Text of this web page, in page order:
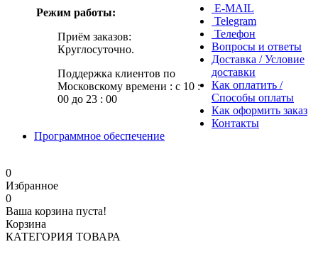
Режим работы:
Приём заказов:
Круглосуточно.
Поддержка клиентов по
Московскому времени : с 10 :
00 до 23 : 00
E-MAIL
Telegram
Телефон
Вопросы и ответы
Доставка / Условие
доставки
Как оплатить /
Способы оплаты
Как оформить заказ
Контакты
Программное обеспечение
0
Избранное
0
Ваша корзина пуста!
Корзина
КАТЕГОРИЯ ТОВАРА